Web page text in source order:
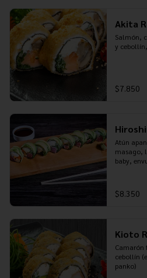
Akita
Salmón,
y
$7.850
Atún
masago,
baby,
$8.350
Kioto
Camarón
cebollín
panko)